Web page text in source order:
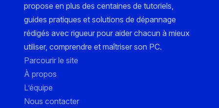
propose en plus des centaines de tutoriels,
guides pratiques et solutions de dépannage
rédigés avec rigueur pour aider chacun à mieux
utiliser, comprendre et maîtriser son PC.
Parcourir le site
À propos
L’équipe
Nous contacter